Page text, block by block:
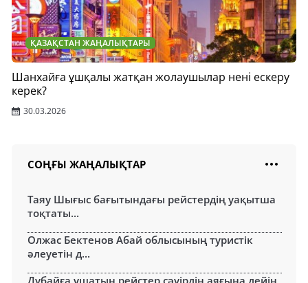
ҚАЗАҚСТАН ЖАҢАЛЫҚТАРЫ
Шанхайға ұшқалы жатқан жолаушылар нені ескеру
керек?
30.03.2026
СОҢҒЫ ЖАҢАЛЫҚТАР
Таяу Шығыс бағытындағы рейстердің уақытша
тоқтаты...
Олжас Бектенов Абай облысының туристік
әлеуетін д...